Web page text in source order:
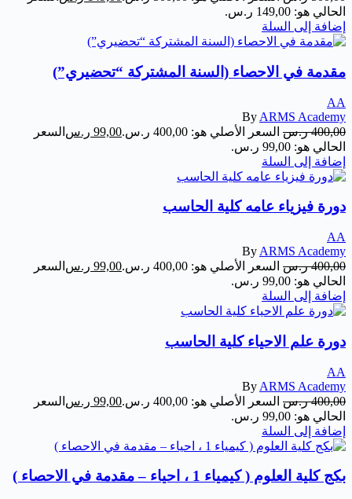
الحالي هو: 149,00 ر.س.
إضافة إلى السلة
مقدمة في الاحصاء (السنة المشتركة “تحضيري”)
AA
By ARMS Academy
400,00 ر.س السعر الأصلي هو: 400,00 ر.س. 99,00 ر.س السعر
الحالي هو: 99,00 ر.س.
إضافة إلى السلة
دورة فيزياء عامه كلية الحاسب
AA
By ARMS Academy
400,00 ر.س السعر الأصلي هو: 400,00 ر.س. 99,00 ر.س السعر
الحالي هو: 99,00 ر.س.
إضافة إلى السلة
دورة علم الاحياء كلية الحاسب
AA
By ARMS Academy
400,00 ر.س السعر الأصلي هو: 400,00 ر.س. 99,00 ر.س السعر
الحالي هو: 99,00 ر.س.
إضافة إلى السلة
بكج كلية العلوم ( كيمياء 1 ، احياء – مقدمة في الاحصاء )